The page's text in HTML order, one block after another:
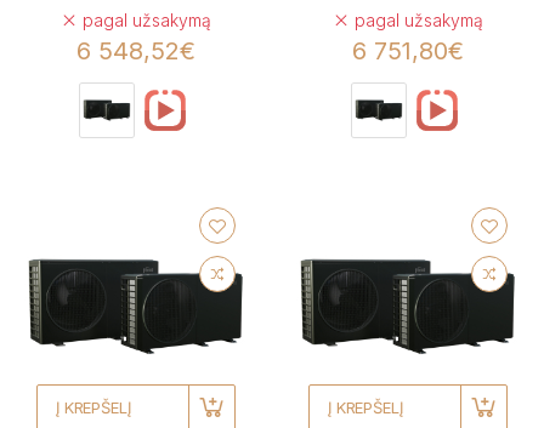
pagal užsakymą
6 548,52€
pagal užsakymą
6 751,80€
Į KREPŠELĮ Į KREPŠELĮ